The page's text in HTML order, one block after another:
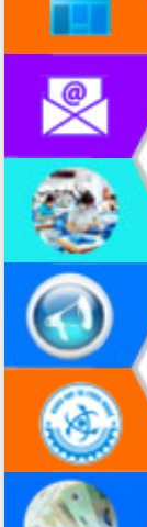
Đắk Lắk rà soát, điều
về phát triển nuôi
Phó Chủ tịch UBND
Trương Công Thái
Dự án cao tốc Khánh
Thuột
Định vị cà phê Việt
sản sống” trong dòng
Xây dựng nông thôn
sống người dân từ
Quyết liệt tháo gỡ
nhanh tiến độ các dự
trong Khu kinh tế
Hòn Yến phát triển
tồn biển
Lấy ý kiến điều chỉnh
Đắk Lắk thời kỳ
đến năm 2050
Phát động chiến dịch
giải phóng mặt bằng
ven biển